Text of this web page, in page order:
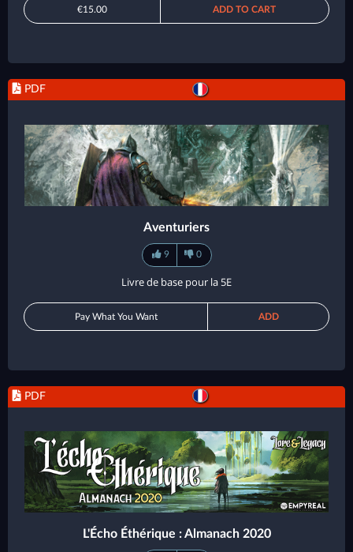
€15.00 ADD TO CART
PDF
Aventuriers
9 0
Livre de base pour la 5E
Pay What You Want ADD
PDF
L'Écho Éthérique : Almanach 2020